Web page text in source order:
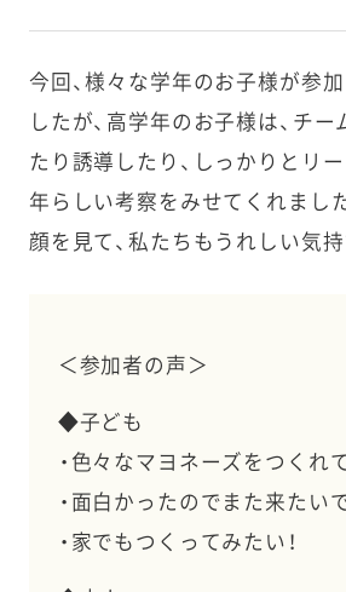
今回、様々な学年のお子様が参
したが、高学年のお子様は、チ
たり誘導したり、しっかりとリ
年らしい考察をみせてくれました
顔を見て、私たちもうれしい気
＜参加者の声＞
◆子ども
・色々なマヨネーズをつくれ
・面白かったのでまた来たいで
・家でもつくってみたい！